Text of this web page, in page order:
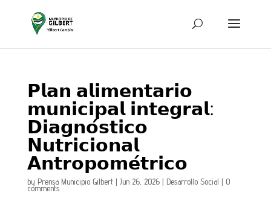
𝗣𝗹𝗮𝗻 𝗮𝗹𝗶𝗺𝗲𝗻𝘁𝗮𝗿𝗶𝗼
𝗺𝘂𝗻𝗶𝗰𝗶𝗽𝗮𝗹 𝗶𝗻𝘁𝗲𝗴𝗿𝗮𝗹:
𝗗𝗶𝗮𝗴𝗻𝗼́𝘀𝘁𝗶𝗰𝗼
𝗡𝘂𝘁𝗿𝗶𝗰𝗶𝗼𝗻𝗮𝗹
𝗔𝗻𝘁𝗿𝗼𝗽𝗼𝗺𝗲́𝘁𝗿𝗶𝗰𝗼
by Prensa Municipio Gilbert| Jun 26, 2026| Desarrollo Social | 0
comments